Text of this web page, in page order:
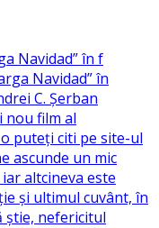
Navidad” în f